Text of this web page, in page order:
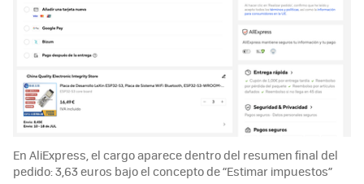
En AliExpress, el cargo aparece dentro del resumen final del
pedido: 3,63 euros bajo el concepto de “Estimar impuestos”